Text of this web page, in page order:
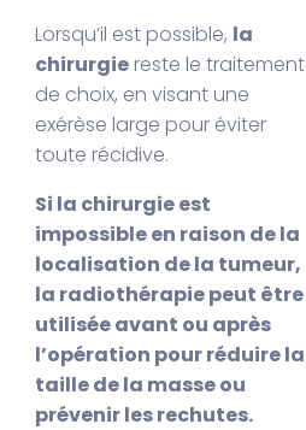
Lorsqu’il est possible, la
chirurgie reste le traitement
de choix, en visant une
exérèse large pour éviter
toute récidive.
Si la chirurgie est
impossible en raison de la
localisation de la tumeur,
la radiothérapie peut être
utilisée avant ou après
l’opération pour réduire la
taille de la masse ou
prévenir les rechutes.